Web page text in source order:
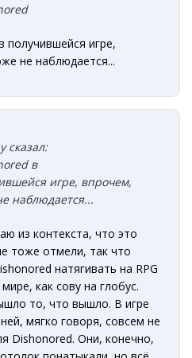
получившейся игре,
не наблюдается...
сказал:
в
игре, впрочем,
наблюдается...
из контекста, что это
тоже отмели, так что
натягивать на RPG
как сову на глобус.
то, что вышло. В игре
мягко говоря, совсем не
Dishonored. Они, конечно,